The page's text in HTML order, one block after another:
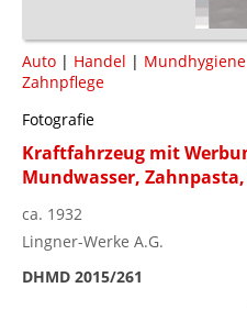
Auto | Handel | Mundhygiene
Zahnpflege
Fotografie
Kraftfahrzeug mit
Mundwasser,
ca. 1932
Lingner-Werke A.G.
DHMD 2015/261